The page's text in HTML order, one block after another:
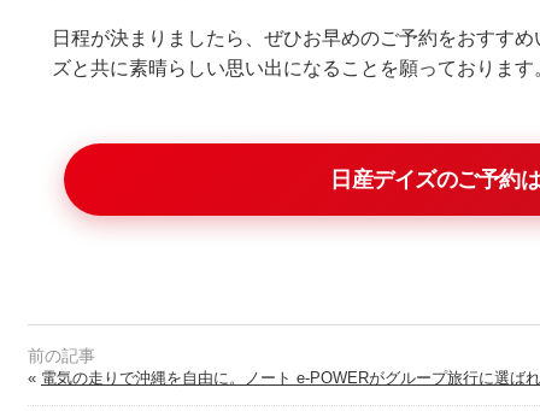
日程が決まりましたら、ぜひお早めのご予約をおすす
ズと共に素晴らしい思い出になることを願っております
日産デイズのご予約
« 電気の走りで沖縄を自由に。ノート e-POWERがグループ旅行に選ば